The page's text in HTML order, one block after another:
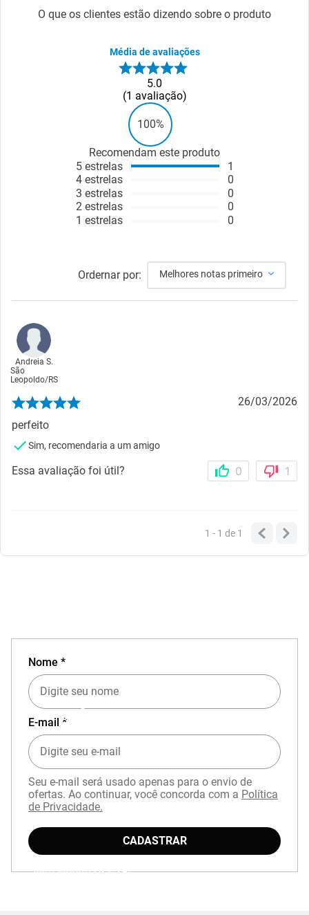
O que os clientes estão dizendo sobre o produto
Média de avaliações
5.0
1 avaliação
100%
Recomendam este produto
5 estrelas
4 estrelas
3 estrelas
2 estrelas
1 estrelas
1
0
0
0
0
Ordernar por: Melhores notas primeiro
Andreia S.
São
Leopoldo/RS
26/03/2026
perfeito
Sim, recomendaria a um amigo
Essa avaliação foi útil? 0 1
1 - 1de 1
EXPERIÊNCIA MIZUNO NO APP
Baixe o aplicativo Mizuno e garanta
com cupomAPP15.
Nome *
E-mail *
Seu e-mail será usado apenas para o envio de
ofertas. Ao continuar, você concorda com a Política
de Privacidade.
CADASTRAR